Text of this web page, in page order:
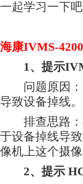
一起学习一下吧
海康IVMS-
1、提示
问题原因：
导致设备掉线。
排查思路：
于设备掉线导
像机上这个摄
2、提示